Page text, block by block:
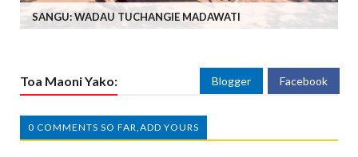
SANGU: WADAU TUCHANGIE MADAWATI
Toa Maoni Yako: Blogger Facebook
0 COMMENTS SO FAR,ADD YOURS